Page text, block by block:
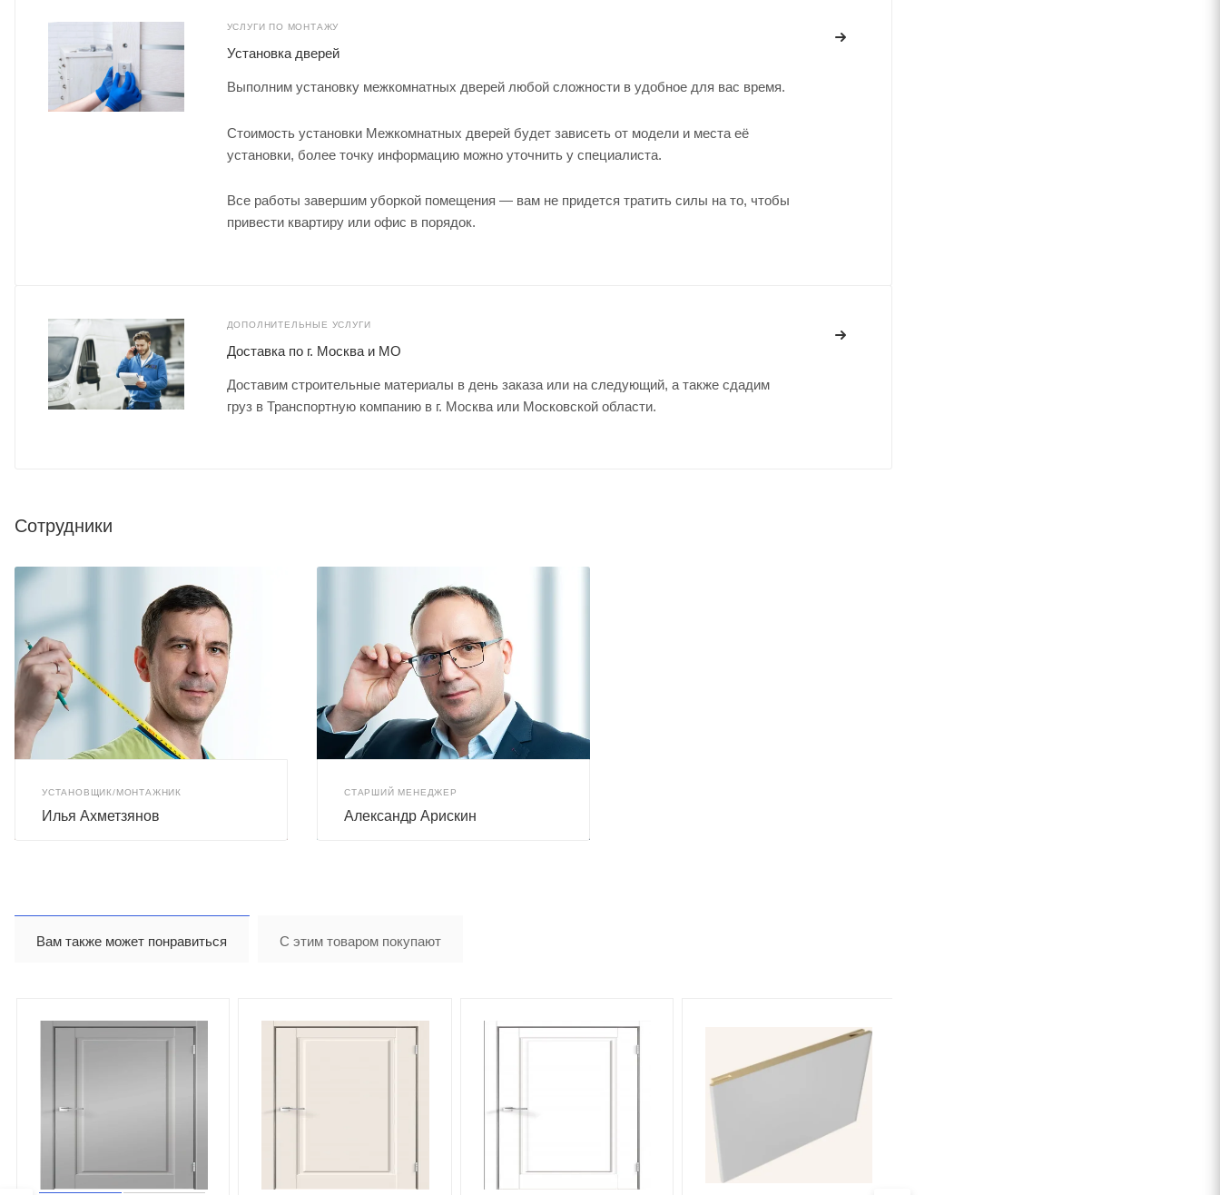
УСЛУГИ ПО МОНТАЖУ
Установка дверей
Выполним установку межкомнатных дверей любой сложности в удобное для вас время.
Стоимость установки Межкомнатных дверей будет зависеть от модели и места её
установки, более точку информацию можно уточнить у специалиста.
Все работы завершим уборкой помещения — вам не придется тратить силы на то, чтобы
привести квартиру или офис в порядок.
ДОПОЛНИТЕЛЬНЫЕ УСЛУГИ
Доставка по г. Москва и МО
Доставим строительные материалы в день заказа или на следующий, а также сдадим
груз в Транспортную компанию в г. Москва или Московской области.
Сотрудники
УСТАНОВЩИК/МОНТАЖНИК
Илья Ахметзянов
СТАРШИЙ МЕНЕДЖЕР
Александр Арискин
Вам также может понравиться С этим товаром покупают